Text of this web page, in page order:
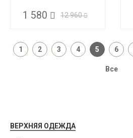
ВЕРХНЯЯ ОДЕЖДА
1 580 12 960
1 2 3 4 5 6
Все